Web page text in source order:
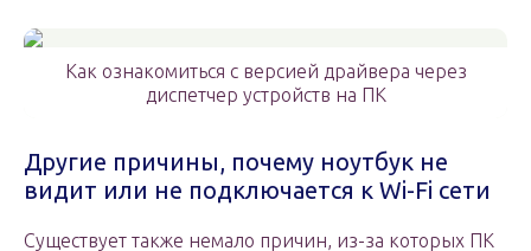
Как ознакомиться с версией драйвера через
диспетчер устройств на ПК
Другие причины, почему ноутбук не
видит или не подключается к Wi-Fi сети
Существует также немало причин, из-за которых ПК